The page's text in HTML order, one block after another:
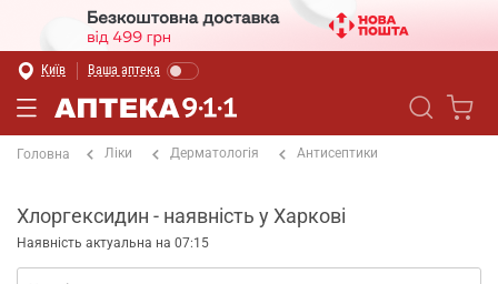
Київ Ваша аптека
Головна Ліки Дерматологія Антисептики
Хлоргексидин - наявність у Харкові
Наявність актуальна на 07:15